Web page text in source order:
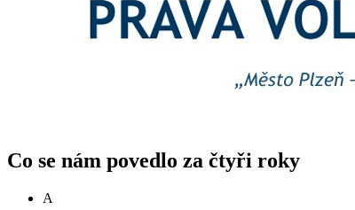
Co se nám povedlo za čtyři roky
A